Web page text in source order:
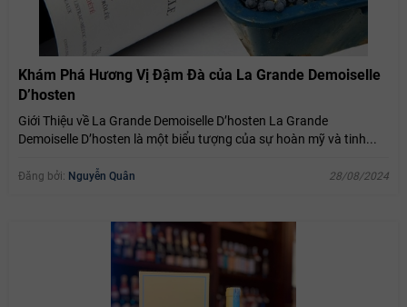
Khám Phá Hương Vị Đậm Đà của La Grande Demoiselle
D’hosten
Giới Thiệu về La Grande Demoiselle D’hosten La Grande
Demoiselle D’hosten là một biểu tượng của sự hoàn mỹ và tinh...
Đăng bởi: Nguyễn Quân 28/08/2024